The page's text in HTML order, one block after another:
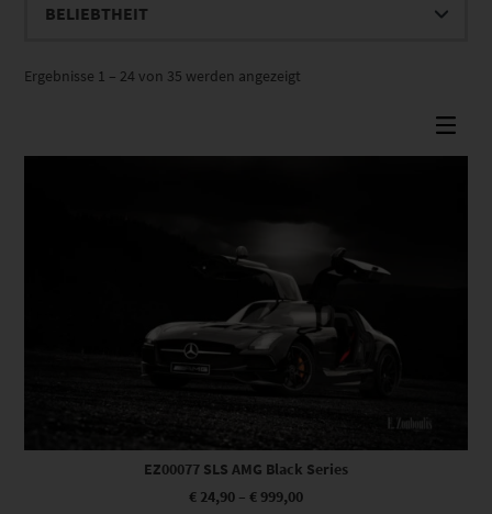
Ergebnisse 1 – 24 von 35 werden angezeigt
Dieses Produkt weist mehrere Varianten auf. Die Optionen können auf der Produktseite gewählt werden
EZ00077 SLS AMG Black Series
€ 24,90 – € 999,00